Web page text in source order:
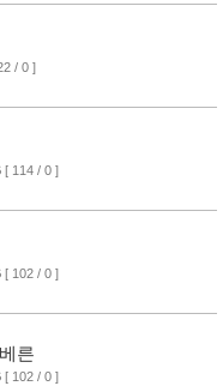
/ 0 ]
[ 114 / 0 ]
[ 102 / 0 ]
른
[ 102 / 0 ]